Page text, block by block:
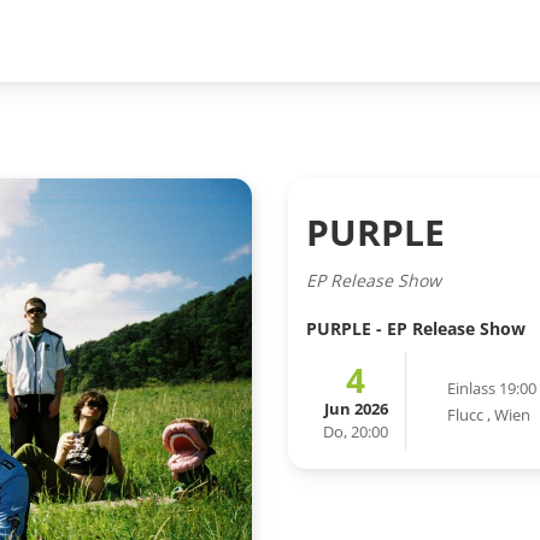
PURPLE
EP Release Show
PURPLE - EP Release Show
4
Jun 2026
Do, 20:00
Einlass
Flucc ,Wien